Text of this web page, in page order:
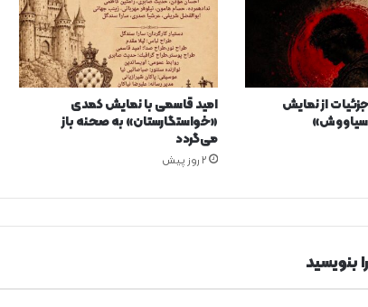
از نمایش
سیاووش»
امید قاسمی با نمایش کمدی
«خواستگارستان» به صحنه باز
می‌گردد
2 روز پیش
بنویسید